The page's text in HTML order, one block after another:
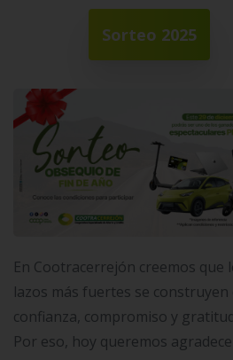
Sorteo 2025
En Cootracerrejón creemos que
lazos más fuertes se construyen
confianza, compromiso y
Por eso, hoy queremos